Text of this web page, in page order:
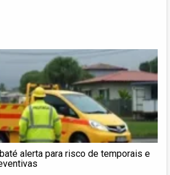
alerta para risco de temporais e